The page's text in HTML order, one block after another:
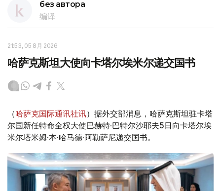
без автора
编译
21:53, 05 8月 2026
哈萨克斯坦大使向卡塔尔埃米尔递交国书
（哈萨克国际通讯社讯）据外交部消息，哈萨克斯坦驻卡塔
尔国新任特命全权大使巴赫特·巴特尔沙耶夫5日向卡塔尔埃
米尔塔米姆·本·哈马德·阿勒萨尼递交国书。